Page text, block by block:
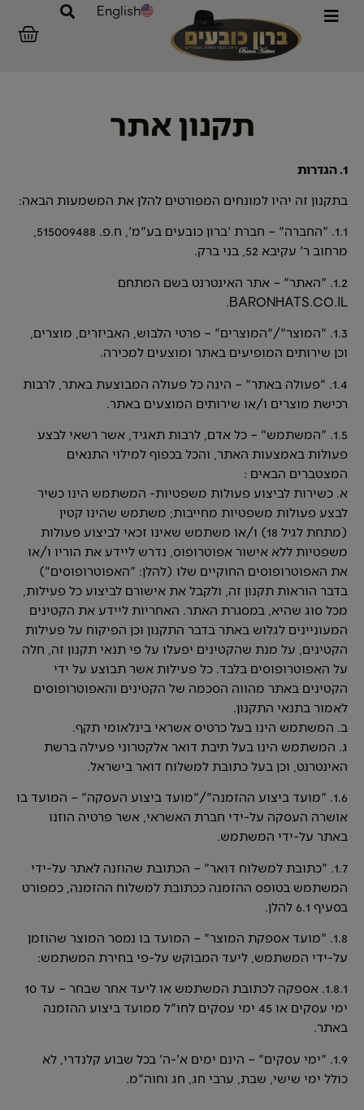
English
תקנון אתר
1. הגדרות
בתקנון זה יהיו למונחים המפורטים להלן את המשמעות הבאה:
מרחוב ר' עקיבא 52, בני ברק.
1.2. "האתר" – אתר האינטרנט בשם המתחם
BARONHATS.CO.IL.
1.3. "המוצר"/"המוצרים" – פרטי הלבוש, האביזרים, מוצרים,
וכן שירותים המופיעים באתר ומוצעים למכירה.
1.4. "פעולה באתר" – הינה כל פעולה המבוצעת באתר, לרבות
רכישת מוצרים ו/או שירותים המוצעים באתר.
1.5. "המשתמש" – כל אדם, לרבות תאגיד, אשר רשאי לבצע
פעולות באמצעות האתר, והכל בכפוף למילוי התנאים
המצטברים הבאים :
א. כשירות לביצוע פעולות משפטיות- המשתמש הינו כשיר
לבצע פעולות משפטיות מחייבות; משתמש שהינו קטין
(מתחת לגיל 18) ו/או משתמש שאינו זכאי לביצוע פעולות
משפטיות ללא אישור אפוטרופוס, נדרש ליידע את הוריו ו/או
את האפוטרופוסים החוקיים שלו (להלן: "האפוטרופוסים")
בדבר הוראות תקנון זה, ולקבל את אישורם לביצוע כל פעילות,
מכל סוג שהיא, במסגרת האתר. האחריות ליידע את הקטינים
המעוניינים לגלוש באתר בדבר התקנון וכן הפיקוח על פעילות
הקטינים, על מנת שהקטינים יפעלו על פי תנאי תקנון זה, חלה
על האפוטרופוסים בלבד. כל פעילות אשר תבוצע על ידי
הקטינים באתר מהווה הסכמה של הקטינים והאפוטרופוסים
לאמור בתנאי התקנון.
ב. המשתמש הינו בעל כרטיס אשראי בינלאומי תקף.
ג. המשתמש הינו בעל תיבת דואר אלקטרוני פעילה ברשת
האינטרנט, וכן בעל כתובת למשלוח דואר בישראל.
1.6. "מועד ביצוע ההזמנה"/"מועד ביצוע העסקה" – המועד בו
אושרה העסקה על-ידי חברת האשראי, אשר פרטיה הוזנו
באתר על-ידי המשתמש.
1.7. "כתובת למשלוח דואר" – הכתובת שהוזנה לאתר על-ידי
המשתמש בטופס ההזמנה ככתובת למשלוח ההזמנה, כמפורט
בסעיף 6.1 להלן.
1.8. "מועד אספקת המוצר" – המועד בו נמסר המוצר שהוזמן
על-ידי המשתמש, ליעד המבוקש על-פי בחירת המשתמש:
1.8.1. אספקה לכתובת המשתמש או ליעד אחר שבחר – עד 10
ימי עסקים או 45 ימי עסקים לחו"ל ממועד ביצוע ההזמנה
באתר.
1.9. "ימי עסקים" – הינם ימים א'-ה' בכל שבוע קלנדרי, לא
כולל ימי שישי, שבת, ערבי חג, חג וחוה"מ.